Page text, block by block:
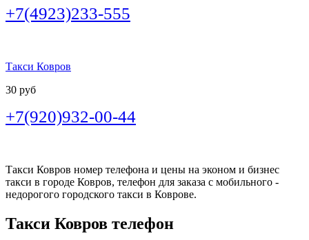
+7(4923)233-555
Такси Ковров
30 руб
+7(920)932-00-44
Такси Ковров номер телефона и цены на эконом и бизнес
такси в городе Ковров, телефон для заказа с мобильного -
недорогого городского такси в Коврове.
Такси Ковров телефон